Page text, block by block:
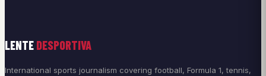
LENTE DESPORTIVA
International sports journalism covering football, Formula 1, tennis,